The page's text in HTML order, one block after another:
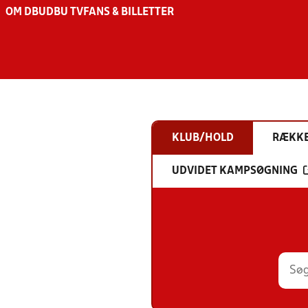
OM DBU DBU TV FANS & BILLETTER
KLUB/HOLD
UDVIDET KAMPSØGNING